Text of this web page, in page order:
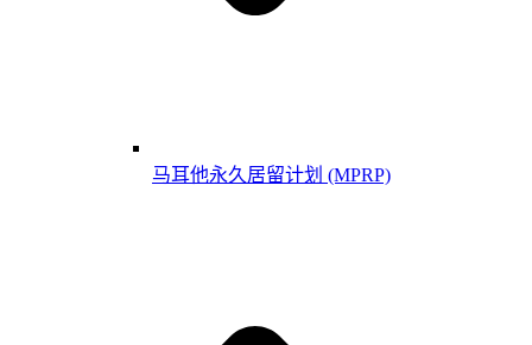
马耳他永久居留计划 (MPRP)​